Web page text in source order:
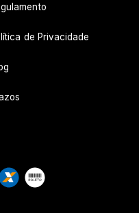
de Privacidade